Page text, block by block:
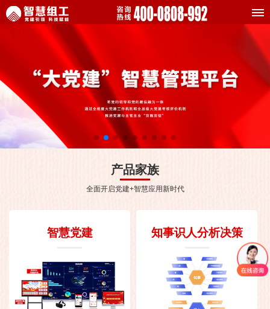
产品家族
全面开启党建+智慧应用新时代
智慧党建 知事识人分析决策